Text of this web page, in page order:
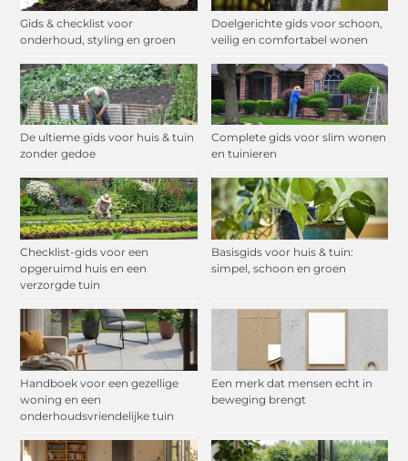
Gids & checklist voor
onderhoud, styling en groen
Doelgerichte gids voor schoon,
veilig en comfortabel wonen
De ultieme gids voor huis & tuin
zonder gedoe
Complete gids voor slim wonen
en tuinieren
Checklist-gids voor een
opgeruimd huis en een
verzorgde tuin
Basisgids voor huis & tuin:
simpel, schoon en groen
Handboek voor een gezellige
woning en een
onderhoudsvriendelijke tuin
Een merk dat mensen echt in
beweging brengt